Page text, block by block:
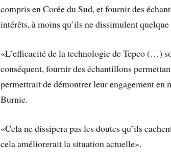
compris en Corée du Sud, et fournir des
intérêts, à moins qu’ils ne dissimulent quelque
«L’efficacité de la technologie de Tepco (…)
conséquent, fournir des échantillons
permettrait de démontrer leur engagement en
Burnie.
«Cela ne dissipera pas les doutes qu’ils
cela améliorerait la situation actuelle».